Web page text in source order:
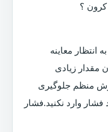
کرون ؟
انتظار معاینه
مقدار زیادی
منظم جلوگیری
وارد نکنید.فشار